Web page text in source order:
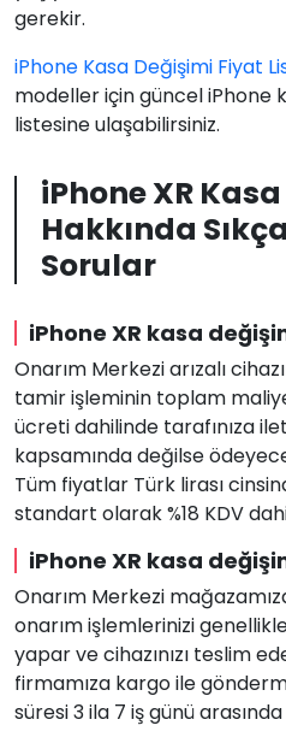
gerekir.
iPhone Kasa Değişimi Fiyat
modeller için güncel iPhone
listesine ulaşabilirsiniz.
iPhone XR
Hakkında
Sorular
iPhone XR kasa
Onarım Merkezi arızalı
tamir işleminin toplam
ücreti dahilinde tarafınıza
kapsamında değilse
Tüm fiyatlar Türk lirası
standart olarak %18 KDV
iPhone XR kasa
Onarım Merkezi
onarım işlemlerinizi
yapar ve cihazınızı teslim
firmamıza kargo ile
süresi 3 ila 7 iş günü